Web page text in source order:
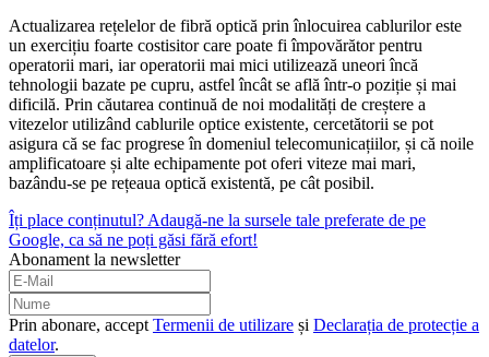
Actualizarea rețelelor de fibră optică prin înlocuirea cablurilor este
un exercițiu foarte costisitor care poate fi împovărător pentru
operatorii mari, iar operatorii mai mici utilizează uneori încă
tehnologii bazate pe cupru, astfel încât se află într-o poziție și mai
dificilă. Prin căutarea continuă de noi modalități de creștere a
vitezelor utilizând cablurile optice existente, cercetătorii se pot
asigura că se fac progrese în domeniul telecomunicațiilor, și că noile
amplificatoare și alte echipamente pot oferi viteze mai mari,
bazându-se pe rețeaua optică existentă, pe cât posibil.
Îți place conținutul? Adaugă-ne la sursele tale preferate de pe
Google, ca să ne poți găsi fără efort!
Abonament la newsletter
Prin abonare, accept Termenii de utilizare și Declarația de protecție a
datelor.